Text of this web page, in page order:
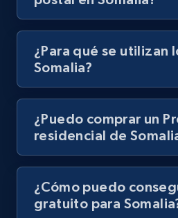
¿Para qué se utilizan
Somalia?
¿Puedo comprar un
residencial de
¿Cómo puedo
gratuito para